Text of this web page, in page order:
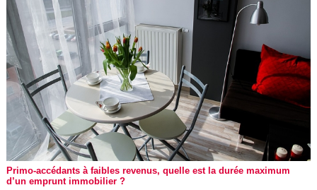
Primo-accédants à faibles revenus, quelle est la durée maximum
d’un emprunt immobilier ?